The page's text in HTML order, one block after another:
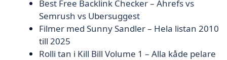
Best Free Backlink Checker – Ahrefs vs
Semrush vs Ubersuggest
Filmer med Sunny Sandler – Hela listan 2010
till 2025
Rolli tan i Kill Bill Volume 1 – Alla kåde pelare